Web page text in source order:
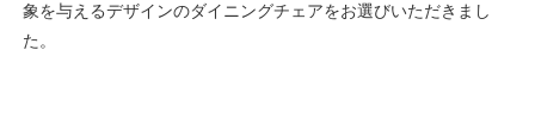
象を与えるデザインのダイニングチェアをお選びいただきまし
た。